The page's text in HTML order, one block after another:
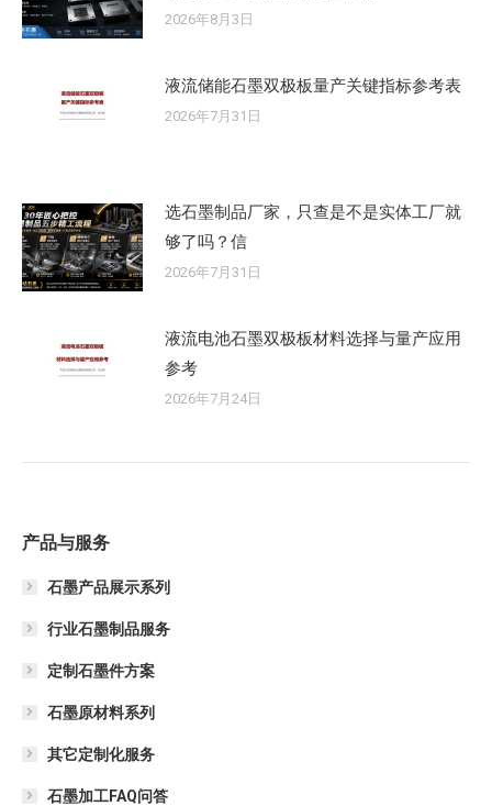
2026年8月3日
液流储能石墨双极板量产关键指标参考表
2026年7月31日
选石墨制品厂家，只查是不是实体工厂就
够了吗？信
2026年7月31日
液流电池石墨双极板材料选择与量产应用
参考
2026年7月24日
产品与服务
石墨产品展示系列
行业石墨制品服务
定制石墨件方案
石墨原材料系列
其它定制化服务
石墨加工FAQ问答